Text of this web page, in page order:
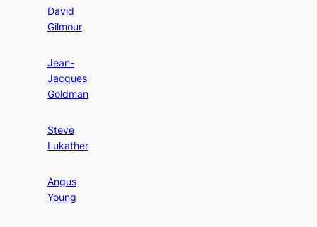
David
Gilmour
Jean-
Jacques
Goldman
Steve
Lukather
Angus
Young